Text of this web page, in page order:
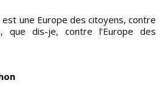
est une Europe des citoyens, contre
que dis-je, contre l’Europe des